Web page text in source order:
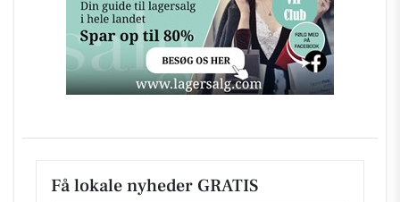
Få lokale nyheder GRATIS